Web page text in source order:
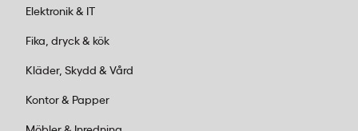
Elektronik & IT
Fika, dryck & kök
Kläder, Skydd & Vård
Kontor & Papper